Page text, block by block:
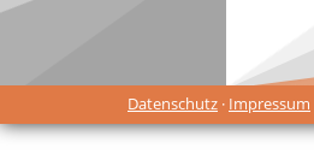
Datenschutz · Impressum